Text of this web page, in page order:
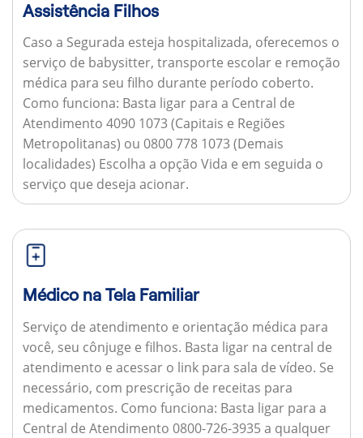
Assistência Filhos
Caso a Segurada esteja hospitalizada, oferecemos o
serviço de babysitter, transporte escolar e remoção
médica para seu filho durante período coberto.
Como funciona: Basta ligar para a Central de
Atendimento 4090 1073 (Capitais e Regiões
Metropolitanas) ou 0800 778 1073 (Demais
localidades) Escolha a opção Vida e em seguida o
serviço que deseja acionar.
Médico na Tela Familiar
Serviço de atendimento e orientação médica para
você, seu cônjuge e filhos. Basta ligar na central de
atendimento e acessar o link para sala de vídeo. Se
necessário, com prescrição de receitas para
medicamentos. Como funciona: Basta ligar para a
Central de Atendimento 0800-726-3935 a qualquer